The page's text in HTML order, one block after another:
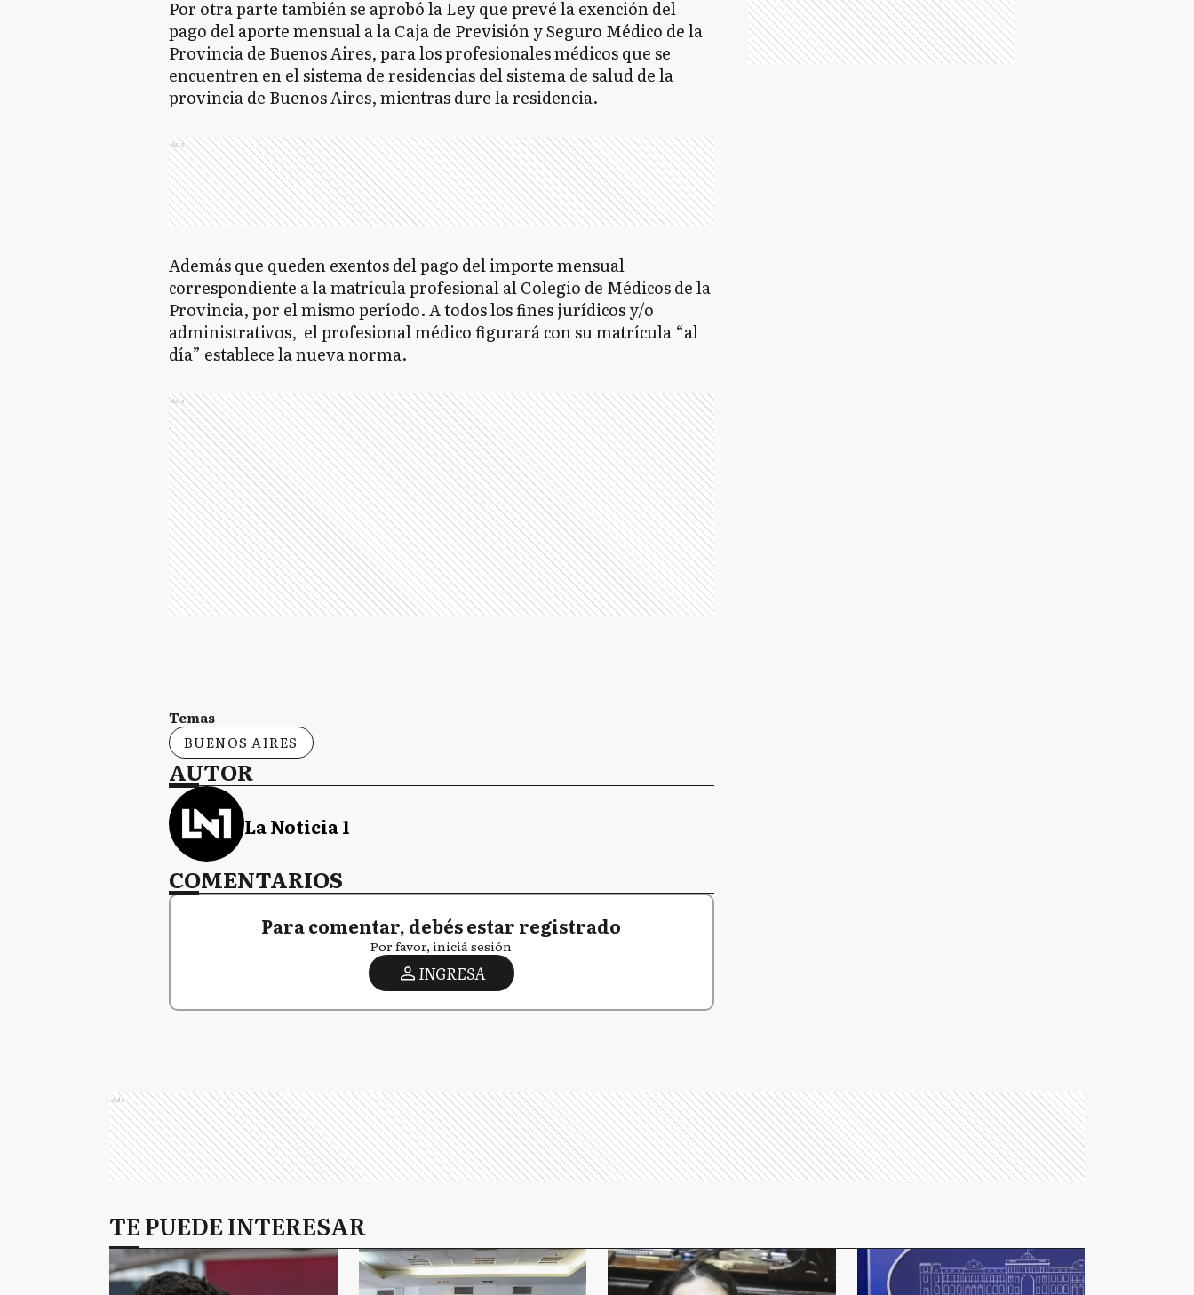
Por otra parte también se aprobó la Ley que prevé la exención del
pago del aporte mensual a la Caja de Previsión y Seguro Médico de la
Provincia de Buenos Aires, para los profesionales médicos que se
encuentren en el sistema de residencias del sistema de salud de la
provincia de Buenos Aires, mientras dure la residencia.
Ads
Además que queden exentos del pago del importe mensual
correspondiente a la matrícula profesional al Colegio de Médicos de la
Provincia, por el mismo período. A todos los fines jurídicos y/o
administrativos, el profesional médico figurará con su matrícula “al
día” establece la nueva norma.
Ads
Temas
BUENOS AIRES
AUTOR
La Noticia 1
COMENTARIOS
Para comentar, debés estar registrado
Por favor, iniciá sesión
INGRESA
Ads
TE PUEDE INTERESAR